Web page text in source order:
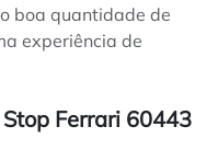
boa quantidade de
experiência de
Ferrari 60443